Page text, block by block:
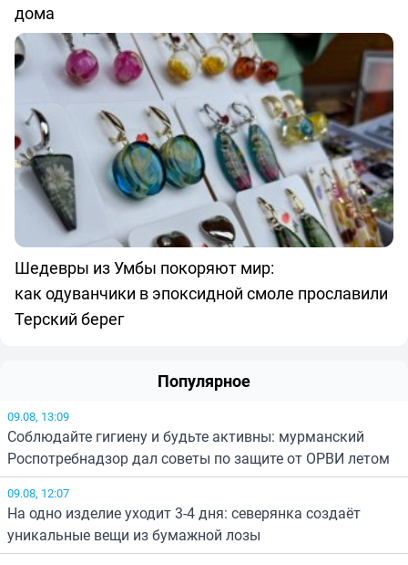
дома
Шедевры из Умбы покоряют мир:
как одуванчики в эпоксидной смоле прославили
Терский берег
Популярное
09.08, 13:09
Соблюдайте гигиену и будьте активны: мурманский
Роспотребнадзор дал советы по защите от ОРВИ летом
09.08, 12:07
На одно изделие уходит 3-4 дня: северянка создаёт
уникальные вещи из бумажной лозы